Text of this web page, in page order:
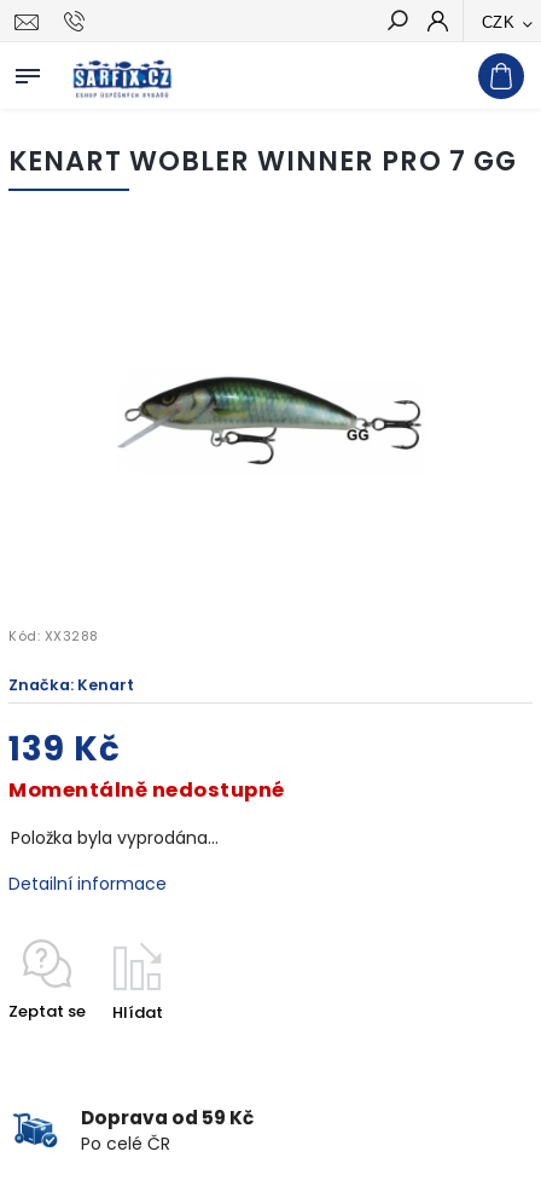
CZK
Hledat
KENART WOBLER WINNER PRO 7 GG
Kód: XX3288
Značka: Kenart
139 Kč
Momentálně nedostupné
Položka byla vyprodána…
Detailní informace
Zeptat se Hlídat
Doprava od 59 Kč
Po celé ČR